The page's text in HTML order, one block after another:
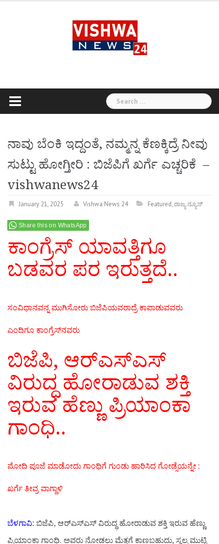
Search
for:
ನಾವು ಬೆಂಕಿ ಇದ್ದಂತೆ, ನಮ್ಮನ್ನ ಕೆಣಕ್ಕಿದ್ರೆ ನೀವು
ಸುಟ್ಟು ಹೋಗ್ತೀರಿ : ಬಿಜೆಪಿಗೆ ಖರ್ಗೆ ಎಚ್ಚರಿಕೆ –
vishwanews24
January 21, 2025 Vishwa News 24 Featured,ರಾಜ್ಯ ನ್ಯೂಸ್
Share this on WhatsApp
ಕಾಂಗ್ರೆಸ್‌ ಯಾವತ್ತಿಗೂ
ಬಡವರ ಪರ ಇರುತ್ತದೆ..
ಸಂವಿಧಾನವನ್ನ ಮುಗಿಸೋರು ಬಿಜೆಪಿಯವರಾದ್ರೆ ಕಾಪಾಡುವವರು
ಎಂದಿಗೂ ಕಾಂಗ್ರೆಸ್‌ನವರು
ಬಿಜೆಪಿ, ಆರ್‌ಎಸ್‌ಎಸ್‌
ವಿರುದ್ಧ ಹೋರಾಡುವ ಶಕ್ತಿ
ಇರುವ ಹೆಣ್ಣು ಪ್ರಿಯಾಂಕಾ
ಗಾಂಧಿ..
ಮೋದಿ ಪೂಜೆ ಮಾಡೋದು ಗಾಂಧಿಗೆ ಗುಂಡು ಹಾರಿಸಿದ ಗೋಡ್ಸೆಯನ್ನೇ :
ಖರ್ಗೆ ತೀವ್ರ ವಾಗ್ದಾಳಿ
ಬೆಳಗಾವಿ: ಬಿಜೆಪಿ, ಆರ್‌ಎಸ್‌ಎಸ್‌ ವಿರುದ್ಧ ಹೋರಾಡುವ ಶಕ್ತಿ ಇರುವ ಹೆಣ್ಣು
ಪ್ರಿಯಾಂಕಾ ಗಾಂಧಿ. ಅವರು ನೋಡಲು ಮೆತ್ತಗೆ ಕಾಣಬಹುದು, ಸ್ವಲ್ಪ ಮುಟ್ಟಿ